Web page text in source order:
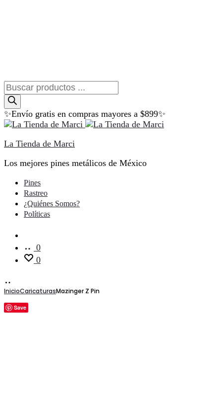
Búsqueda
de
productos
✨Envío gratis en compras mayores a $899✨
La Tienda de Marci
Los mejores pines metálicos de México
Pines
Rastreo
¿Quiénes Somos?
Políticas
0
0
InicioCaricaturasMazinger Z Pin
Save